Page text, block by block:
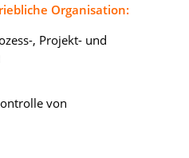
Organisation:
, Projekt- und
von